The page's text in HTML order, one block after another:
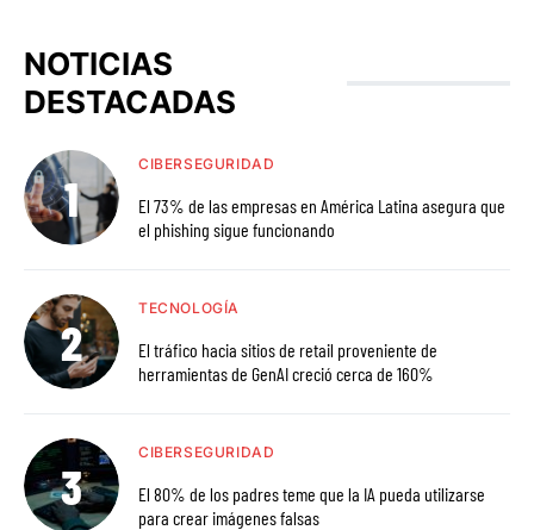
NOTICIAS
DESTACADAS
CIBERSEGURIDAD
El 73% de las empresas en América Latina asegura que
el phishing sigue funcionando
TECNOLOGÍA
El tráfico hacia sitios de retail proveniente de
herramientas de GenAI creció cerca de 160%
CIBERSEGURIDAD
El 80% de los padres teme que la IA pueda utilizarse
para crear imágenes falsas